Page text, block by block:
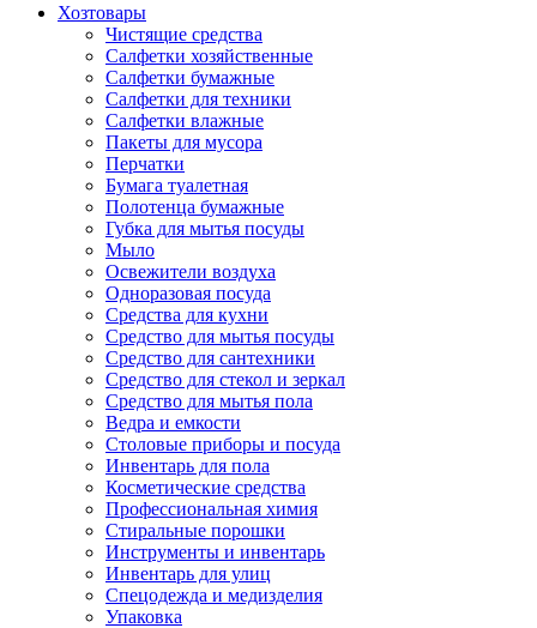
Хозтовары
Чистящие средства
Салфетки хозяйственные
Салфетки бумажные
Салфетки для техники
Салфетки влажные
Пакеты для мусора
Перчатки
Бумага туалетная
Полотенца бумажные
Губка для мытья посуды
Мыло
Освежители воздуха
Одноразовая посуда
Средства для кухни
Средство для мытья посуды
Средство для сантехники
Средство для стекол и зеркал
Средство для мытья пола
Ведра и емкости
Столовые приборы и посуда
Инвентарь для пола
Косметические средства
Профессиональная химия
Стиральные порошки
Инструменты и инвентарь
Инвентарь для улиц
Спецодежда и медизделия
Упаковка